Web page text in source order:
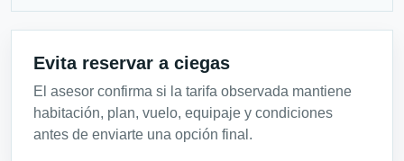
Evita reservar a ciegas
El asesor confirma si la tarifa observada mantiene
habitación, plan, vuelo, equipaje y condiciones
antes de enviarte una opción final.